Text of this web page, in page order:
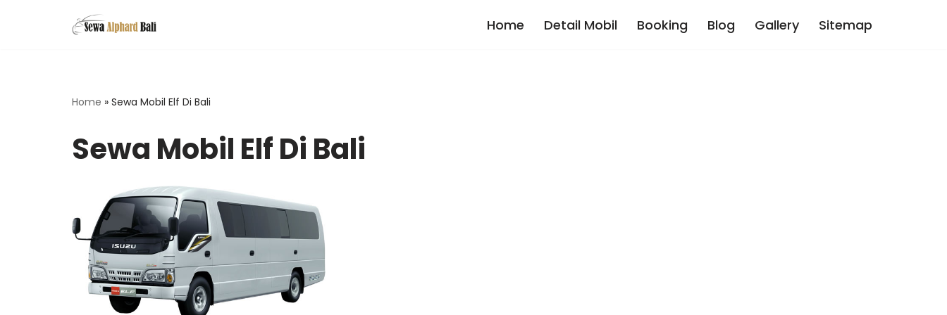
Home Detail Mobil Booking Blog Gallery Sitemap
Home » Sewa Mobil Elf Di Bali
Sewa Mobil Elf Di Bali